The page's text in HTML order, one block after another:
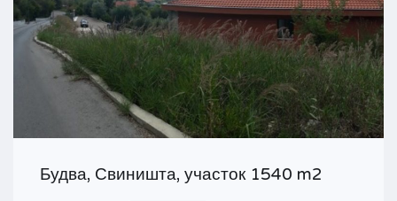
Будва, Свиништа, участок 1540 m2